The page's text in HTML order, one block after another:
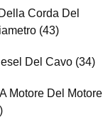
Corda Del
(43)
Del Cavo (34)
Motore Del Motore